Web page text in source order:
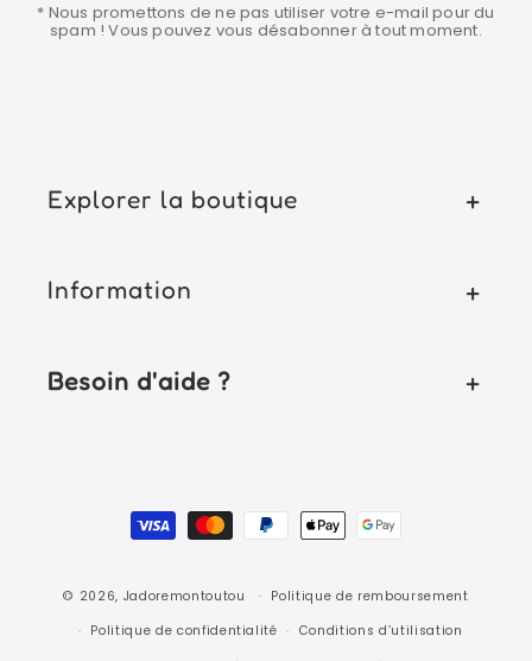
* Nous promettons de ne pas utiliser votre e-mail pour du
spam ! Vous pouvez vous désabonner à tout moment.
Explorer la boutique
Information
Besoin d'aide ?
de
© 2026, Jadoremontoutou
Politique de remboursement
Politique de confidentialité
Conditions d’utilisation